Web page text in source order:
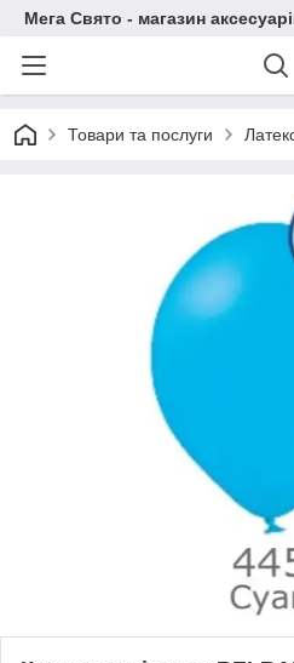
Мега Свято - магазин
Товари та послуги